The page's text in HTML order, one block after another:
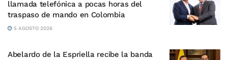
llamada telefónica a pocas horas del
traspaso de mando en Colombia
5 AGOSTO 2026
Abelardo de la Espriella recibe la banda